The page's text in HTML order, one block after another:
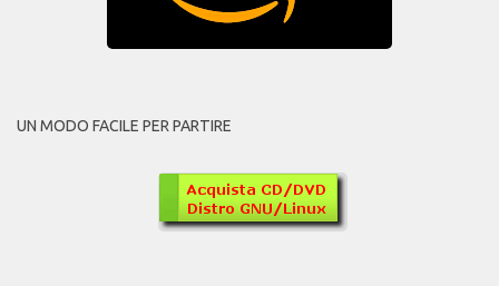
UN MODO FACILE PER PARTIRE